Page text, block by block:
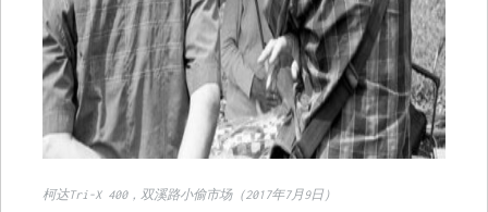
柯达Tri-X 400，双溪路小偷市场（2017年7月9日）